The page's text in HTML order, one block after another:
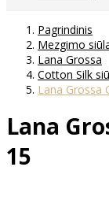
Pagrindinis
Mezgimo
Lana Grossa
Cotton Silk
Lana Grossa
Lana
15